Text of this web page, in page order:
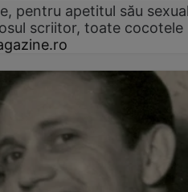
pentru apetitul său
scriitor, toate cocotele